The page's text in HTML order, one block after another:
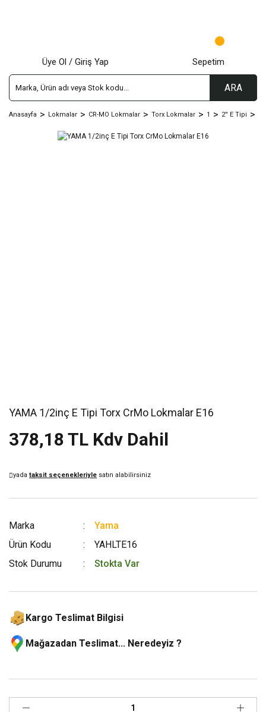
ARA
Üye Ol / Giriş Yap Sepetim
Anasayfa Lokmalar CR-MO Lokmalar Torx Lokmalar 1 2'' E Tipi
YAMA 1/2inç E Tipi Torx CrMo Lokmalar E16
378,18 TL Kdv Dahil
yada taksit seçenekleriyle satın alabilirsiniz
Marka
Yama
Ürün Kodu
YAHLTE16
Stok Durumu
Stokta Var
Kargo Teslimat Bilgisi
Mağazadan Teslimat... Neredeyiz ?